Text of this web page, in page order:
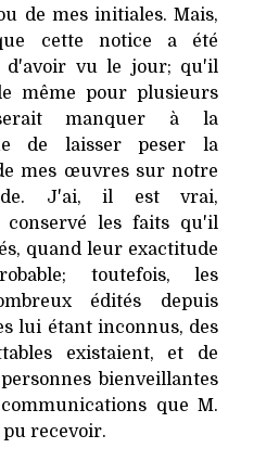
de mes initiales. Mais,
cette notice a été
d'avoir vu le jour; qu'il
même pour plusieurs
manquer à la
de laisser peser la
mes œuvres sur notre
J'ai, il est vrai,
conservé les faits qu'il
quand leur exactitude
toutefois, les
édités depuis
lui étant inconnus, des
existaient, et de
bienveillantes
que M.
recevoir.